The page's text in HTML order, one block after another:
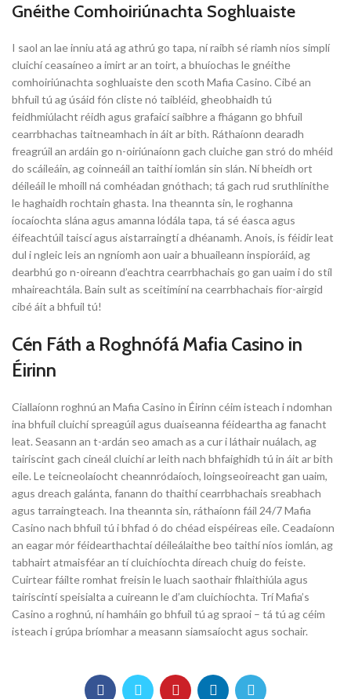
Gnéithe Comhoiriúnachta Soghluaiste
I saol an lae inniu atá ag athrú go tapa, ní raibh sé riamh níos simplí
cluichí ceasaíneo a imirt ar an toirt, a bhuíochas le gnéithe
comhoiriúnachta soghluaiste den scoth Mafia Casino. Cibé an
bhfuil tú ag úsáid fón cliste nó taibléid, gheobhaidh tú
feidhmiúlacht réidh agus grafaicí saibhre a fhágann go bhfuil
cearrbhachas taitneamhach in áit ar bith. Ráthaíonn dearadh
freagrúil an ardáin go n-oiriúnaíonn gach cluiche gan stró do mhéid
do scáileáin, ag coinneáil an taithí iomlán sin slán. Ní bheidh ort
déileáil le mhoill ná comhéadan gnóthach; tá gach rud sruthlínithe
le haghaidh rochtain ghasta. Ina theannta sin, le roghanna
íocaíochta slána agus amanna lódála tapa, tá sé éasca agus
éifeachtúil taiscí agus aistarraingtí a dhéanamh. Anois, is féidir leat
dul i ngleic leis an ngníomh aon uair a bhuaileann inspioráid, ag
dearbhú go n-oireann d’eachtra cearrbhachais go gan uaim i do stíl
mhaireachtála. Bain sult as sceitimíní na cearrbhachais fíor-airgid
cibé áit a bhfuil tú!
Cén Fáth a Roghnófá Mafia Casino in
Éirinn
Ciallaíonn roghnú an Mafia Casino in Éirinn céim isteach i ndomhan
ina bhfuil cluichí spreagúil agus duaiseanna féideartha ag fanacht
leat. Seasann an t-ardán seo amach as a cur i láthair nuálach, ag
tairiscint gach cineál cluichí ar leith nach bhfaighidh tú in áit ar bith
eile. Le teicneolaíocht cheannródaíoch, loingseoireacht gan uaim,
agus dreach galánta, fanann do thaithí cearrbhachais sreabhach
agus tarraingteach. Ina theannta sin, ráthaíonn fáil 24/7 Mafia
Casino nach bhfuil tú i bhfad ó do chéad eispéireas eile. Ceadaíonn
an eagar mór féidearthachtaí déileálaithe beo taithí níos iomlán, ag
tabhairt atmaisféar an tí cluichíochta díreach chuig do feiste.
Cuirtear fáilte romhat freisin le luach saothair fhlaithiúla agus
tairiscintí speisialta a cuireann le d’am cluichíochta. Trí Mafia’s
Casino a roghnú, ní hamháin go bhfuil tú ag spraoi – tá tú ag céim
isteach i grúpa bríomhar a measann siamsaíocht agus sochair.